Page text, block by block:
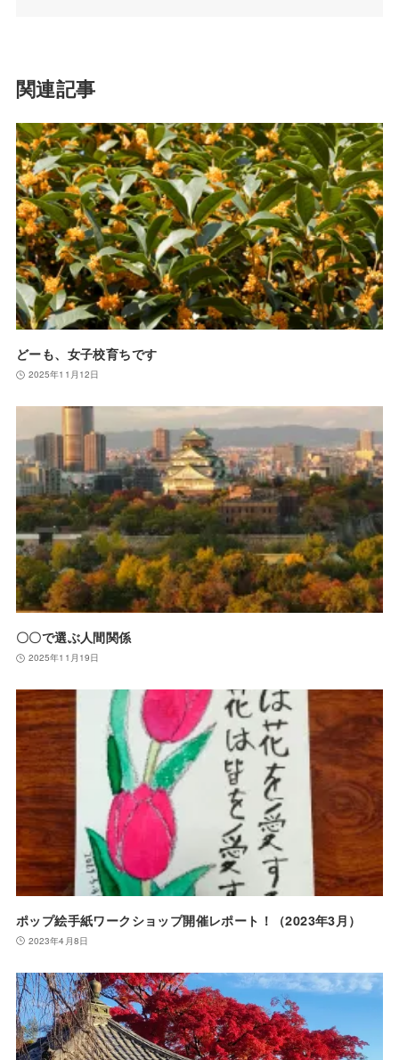
関連記事
どーも、女子校育ちです
2025年11月12日
〇〇で選ぶ人間関係
2025年11月19日
ポップ絵手紙ワークショップ開催レポート！（2023年3月）
2023年4月8日